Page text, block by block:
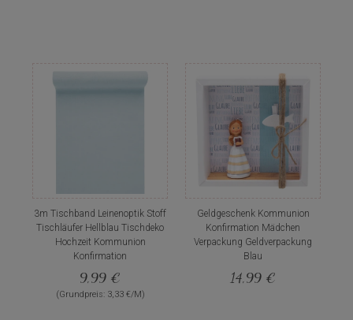
3m Tischband Leinenoptik Stoff
Tischläufer Hellblau Tischdeko
Hochzeit Kommunion
Konfirmation
9,99 €
(Grundpreis: 3,33 €/M)
Geldgeschenk Kommunion
Konfirmation Mädchen
Verpackung Geldverpackung
Blau
14,99 €